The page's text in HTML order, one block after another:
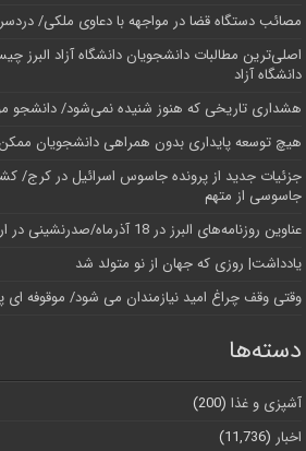
مصائب دستگاه قضا در مواجهه با دعاوی ملکی/
اصلی‌ترین مطالبات دانشجویان دانشگاه آزاد
دانشگاه آز‌اد
هشداری تاریخی که هنوز شنیده نمی‌شود/ دانشجو
هیچ توسعه پایداری بدون همراهی دانشجویان
جزئیات جدید از پرونده جاسوس اسرائیل در کرج/‌
جاسوسی از متهم
عناوین روزنامه‌های البرز در ‌18 آذرماه/صدرنشینی در ارائه خدمات زایمان بی‌درد
یادداشت| روزی که جهان از نو متولد شد
وقتی وقف چراغ امید نیازمندان می شود/ موقوفه ای
دسته‌ها
آشپزی و غذا (200)
اخبار (11,736)